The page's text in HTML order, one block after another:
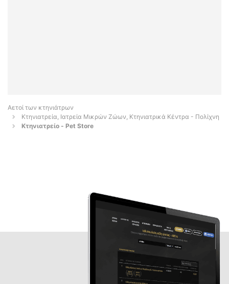
Αετοί των κτηνιάτρων
Κτηνιατρεία, Ιατρεία Μικρών Ζώων, Κτηνιατρικά Κέντρα - Πολίχνη
Κτηνιατρείο - Pet Store